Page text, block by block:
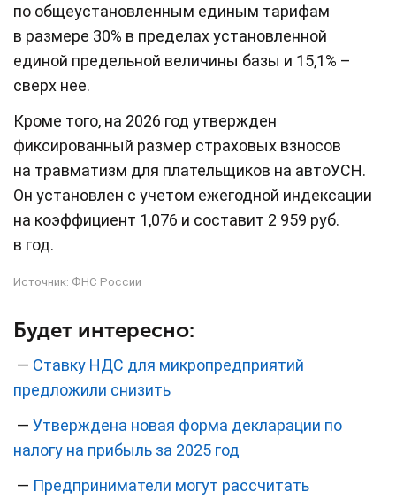
по общеустановленным единым тарифам
в размере 30% в пределах установленной
единой предельной величины базы и 15,1% –
сверх нее.
Кроме того, на 2026 год утвержден
фиксированный размер страховых взносов
на травматизм для плательщиков на автоУСН.
Он установлен с учетом ежегодной индексации
на коэффициент 1,076 и составит 2 959 руб.
в год.
Источник: ФНС России
Будет интересно:
— Ставку НДС для микропредприятий
предложили снизить
— Утверждена новая форма декларации по
налогу на прибыль за 2025 год
— Предприниматели могут рассчитать